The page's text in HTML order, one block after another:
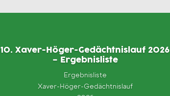
10. Xaver-Höger-Gedächtnislauf 2026
– Ergebnisliste
Ergebnisliste
Xaver-Höger-Gedächtnislauf